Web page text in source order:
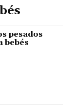
pesados
bebés